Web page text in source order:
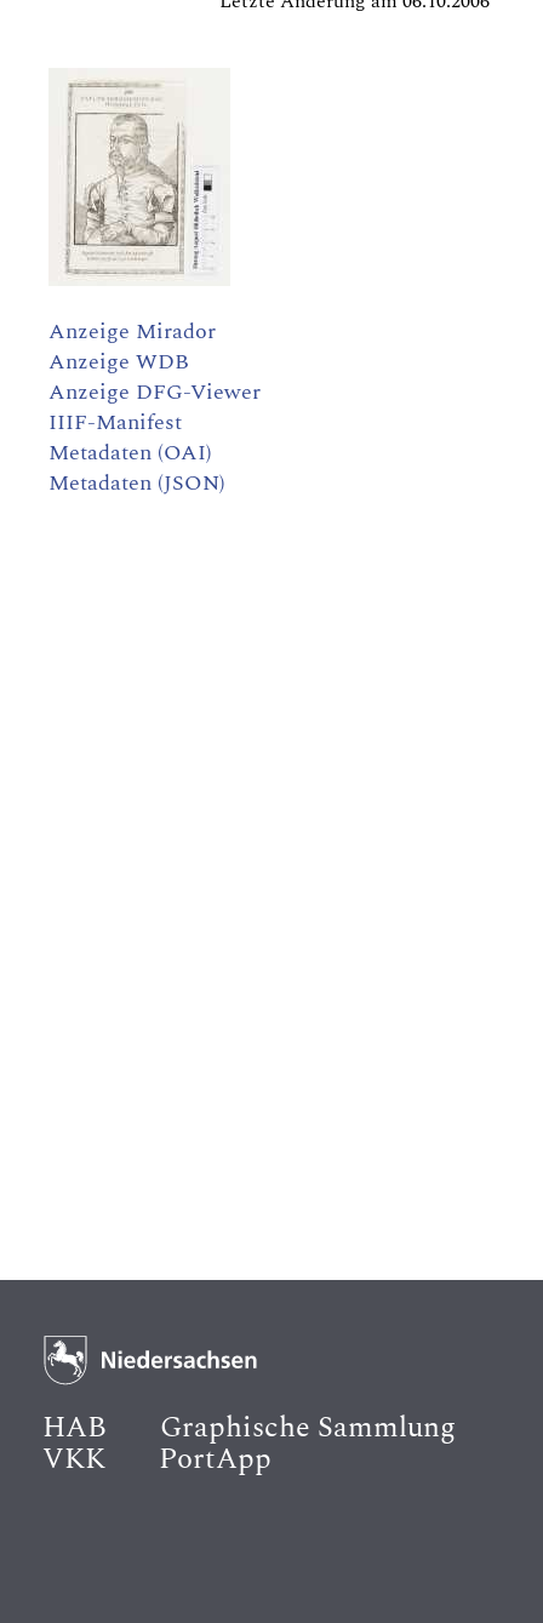
Anzeige Mirador
Anzeige WDB
Anzeige DFG-Viewer
IIIF-Manifest
Metadaten (OAI)
Metadaten (JSON)
HAB Graphische Sammlung
VKK PortApp